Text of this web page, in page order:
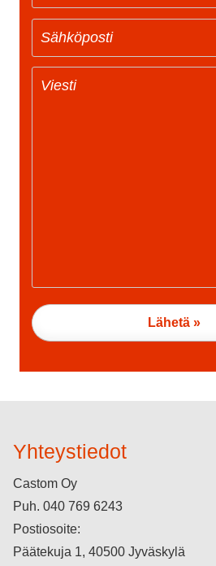
Yhteystiedot
Castom Oy
Puh. 040 769 6243
Postiosoite:
Päätekuja 1, 40500 Jyväskylä